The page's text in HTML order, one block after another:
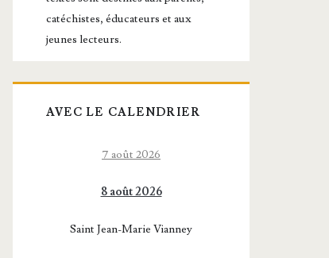
catéchistes, éducateurs et aux
jeunes lecteurs.
AVEC LE CALENDRIER
7 août 2026
8 août 2026
Saint Jean-Marie Vianney